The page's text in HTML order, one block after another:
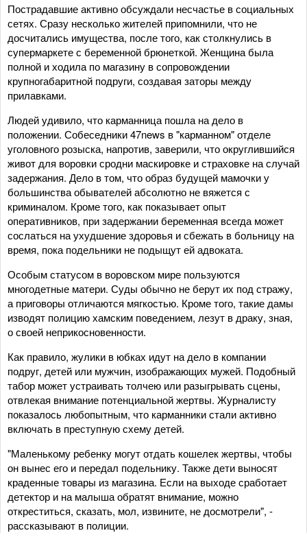
Пострадавшие активно обсуждали несчастье в социальных
сетях. Сразу несколько жителей припомнили, что не
досчитались имущества, после того, как столкнулись в
супермаркете с беременной брюнеткой. Женщина была
полной и ходила по магазину в сопровождении
крупногабаритной подруги, создавая заторы между
прилавками.
Людей удивило, что карманница пошла на дело в
положении. Собеседники 47news в "карманном" отделе
уголовного розыска, напротив, заверили, что округлившийся
живот для воровки сродни маскировке и страховке на случай
задержания. Дело в том, что образ будущей мамочки у
большинства обывателей абсолютно не вяжется с
криминалом. Кроме того, как показывает опыт
оперативников, при задержании беременная всегда может
сослаться на ухудшение здоровья и сбежать в больницу на
время, пока подельники не подыщут ей адвоката.
Особым статусом в воровском мире пользуются
многодетные матери. Суды обычно не берут их под стражу,
а приговоры отличаются мягкостью. Кроме того, такие дамы
изводят полицию хамским поведением, лезут в драку, зная,
о своей неприкосновенности.
Как правило, жулики в юбках идут на дело в компании
подруг, детей или мужчин, изображающих мужей. Подобный
табор может устраивать толчею или разыгрывать сцены,
отвлекая внимание потенциальной жертвы. Журналисту
показалось любопытным, что карманники стали активно
включать в преступную схему детей.
"Маленькому ребенку могут отдать кошелек жертвы, чтобы
он вынес его и передал подельнику. Также дети выносят
краденные товары из магазина. Если на выходе сработает
детектор и на малыша обратят внимание, можно
откреститься, сказать, мол, извините, не досмотрели", -
рассказывают в полиции.